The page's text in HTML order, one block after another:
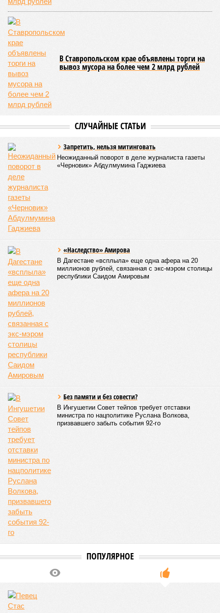
всплеск подростковой криминальной активности на этом
фоне выглядит особенно тревожно.
В Кисловодске
КОММЕНТАРИИ 0
Версия Общество //В Дагестане после ливней 18 сёл остаются без
транспортного сообщения
В Дагестане после ливней 18 сёл остаются без
транспортного сообщения
Отрезанные от большой земли
В Дагестане после ливней 18 сёл остаются без транспортного сообщения
(фото: Министерство транспорта и дорожного хозяйства Республики
Дагестан)
Министерство транспорта Республики Дагестан обнародовало
актуальную сводку о ходе ликвидации последствий мощных
ливней, обрушившихся на регион.
Согласно официальным данным на 13 июля, дорожным
службам удалось восстановить транспортное сообщение
на 17 ранее пострадавших участках автомобильных дорог,
однако 18 населённых пунктов всё ещё пребывают в
транспортной блокаде.
Напомним, что мощнейшие дожди, прошедшие 8 июля,
нанесли колоссальный урон дорожной инфраструктуре, в
результате чего на пике разгула стихии без связи с
внешним миром оказались жители 53 сёл. К 12 июля эта
цифра сократилась до 23, и сейчас в профильном
ведомстве фиксируют дальнейшее улучшение обстановки.
В Агульском районе вследствие частичного обрушения
каменно-арочного моста полностью прервано сообщение с
селом Буршаг, и возобновить движение там рассчитывают
лишь к 17 июля.
В Гунибском районе на стратегической дороге «Гуниб –
Кумух» бурные потоки полностью уничтожили подъездные
мира оказались отрезаны сразу шесть населённых
пунктов. Ещё четыре посёлка лишились транспортного
сообщения в Лакском районе, где в настоящий момент
функционирует временная схема движения.
На региональной трассе «Мамраш – Ташкапур –